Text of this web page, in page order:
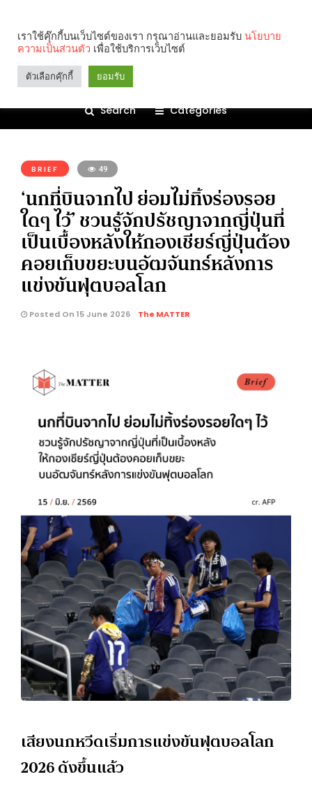
Search Categories
BRIEF 49
‘นกที่บินจากไป ย่อมไม่ทิ้งร่องรอย
ใดๆ ไว้’ ชวนรู้จักปรัชญาจากญี่ปุ่นที่
เป็นเบื้องหลังให้กองเชียร์ญี่ปุ่นต้อง
คอยเก็บขยะบนอัฒจันทร์หลังการ
แข่งขันฟุตบอลโลก
Posted On 15 June 2026 The MATTER
เสียงนกหวีดเริ่มการแข่งขันฟุตบอลโลก
2026 ดังขึ้นแล้ว
เราใช้คุ๊กกี้บนเว็บไซต์ของเรา กรุณาอ่านและยอมรับ นโยบาย
ความเป็นส่วนตัว เพื่อใช้บริการเว็บไซต์
ตัวเลือกคุ๊กกี้ ยอมรับ